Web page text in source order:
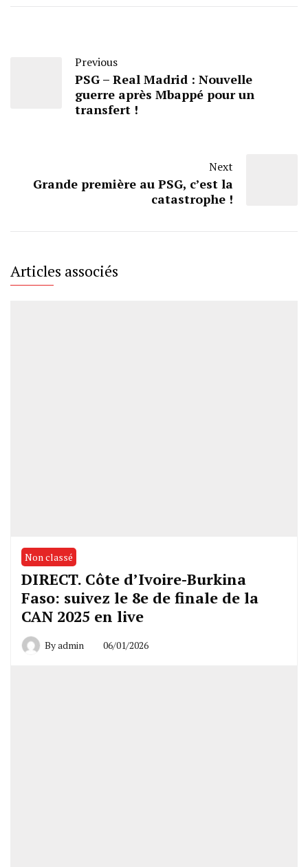
Previous
PSG – Real Madrid : Nouvelle
guerre après Mbappé pour un
transfert !
Next
Grande première au PSG, c’est la
catastrophe !
Articles associés
Non classé
DIRECT. Côte d’Ivoire-Burkina
Faso: suivez le 8e de finale de la
CAN 2025 en live
Byadmin 06/01/2026